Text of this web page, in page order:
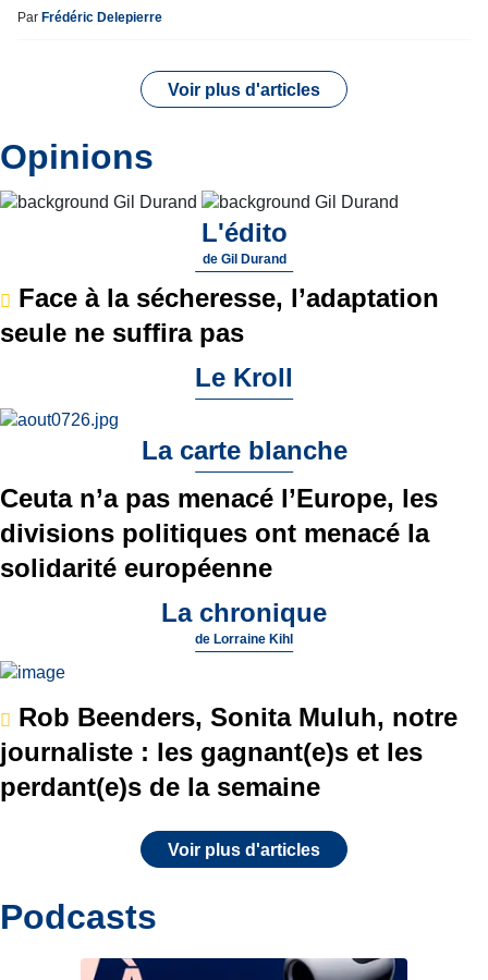
Par Frédéric Delepierre
Voir plus d'articles
Opinions
L'édito
de Gil Durand
Face à la sécheresse, l’adaptation
seule ne suffira pas
Le Kroll
La carte blanche
Ceuta n’a pas menacé l’Europe, les
divisions politiques ont menacé la
solidarité européenne
La chronique
de Lorraine Kihl
Rob Beenders, Sonita Muluh, notre
journaliste : les gagnant(e)s et les
perdant(e)s de la semaine
Voir plus d'articles
Podcasts